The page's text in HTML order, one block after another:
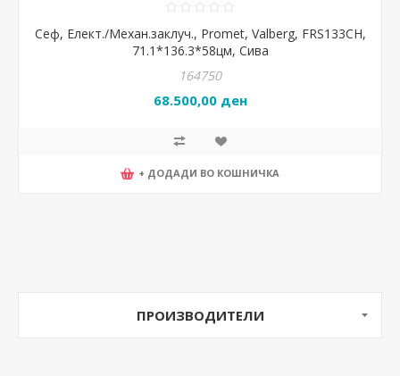
Сеф, Елект./Механ.заклуч., Promet, Valberg, FRS133CH,
71.1*136.3*58цм, Сива
164750
68.500,00 ден
+ ДОДАДИ ВО КОШНИЧКА
ПРОИЗВОДИТЕЛИ